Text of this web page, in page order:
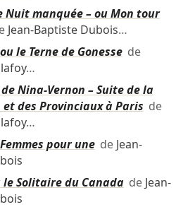
Nuit manquée – ou Mon tour
Jean-Baptiste Dubois…
le Terne de Gonessede
…
Nina-Vernon – Suite de la
des Provinciaux à Paris de
…
pour unede Jean-
le Solitaire du Canadade Jean-